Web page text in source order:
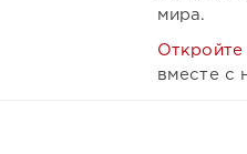
мира.
вместе с